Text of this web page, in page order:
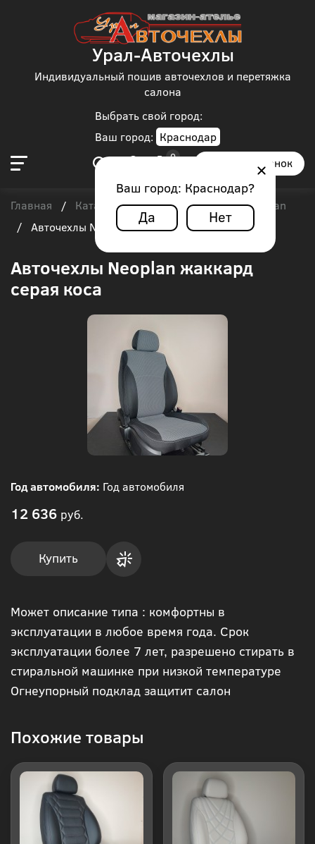
Выбрать свой город:
Ваш город: Краснодар
Ваш город: Краснодар?
Да Нет
Урал-Авточехлы
Индивидуальный пошив авточехлов и перетяжка
салона
Заказать звонок
Главная / Каталог чехлов / Автобус / Neoplan
/
Авточехлы Neoplan жаккард серая коса
Авточехлы Neoplan жаккард
серая коса
Год автомобиля: Год автомобиля
12 636 руб.
Купить
в 1
клик
Может описание типа : комфортны в
эксплуатации в любое время года. Срок
эксплуатации более 7 лет, разрешено стирать в
стиральной машинке при низкой температуре
Огнеупорный подклад защитит салон
Похожие товары